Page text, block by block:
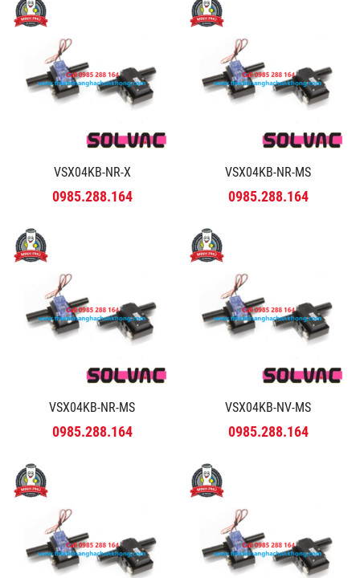
VSX04KB-NR-X
0985.288.164
VSX04KB-NR-MS
0985.288.164
VSX04KB-NR-MS
0985.288.164
VSX04KB-NV-MS
0985.288.164